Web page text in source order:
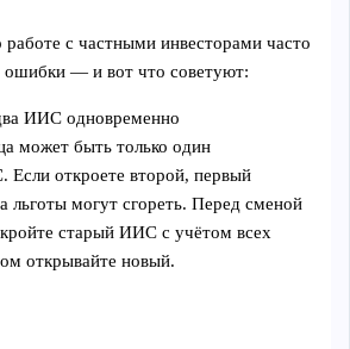
с частными инвесторами часто
ошибки — и вот что советуют:
ИИС одновременно
может быть только один
откроете второй, первый
льготы могут сгореть. Перед сменой
старый ИИС с учётом всех
открывайте новый.